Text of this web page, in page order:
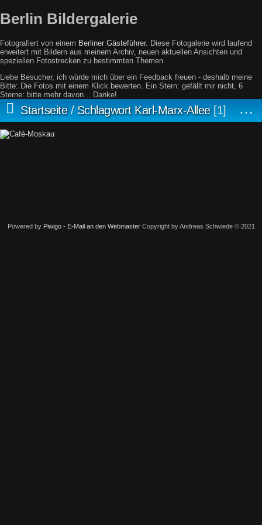
Berlin Bildergalerie
Fotografiert von einem Berliner Gästeführer. Diese Fotogalerie wird laufend
erweitert mit Bildern aus meinem Archiv, neuen aktuellen Ansichten und
speziellen Fotostrecken zu bestimmten Themen.
Liebe Besucher, ich würde mich über ein Feedback freuen - deshalb meine
Bitte: Die Fotos mit einem Klick bewerten. Ein Stern: gefällt mir nicht, 6
Sterne: bitte mehr davon... Danke!
Startseite/ Schlagwort Karl-Marx-Allee 1
Powered by Piwigo- E-Mail an den Webmaster Copyright by Andreas Schwiede © 2021